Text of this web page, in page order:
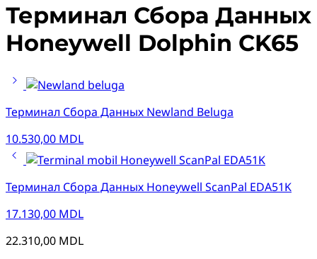
Терминал Сбора Данных
Honeywell Dolphin CK65
Терминал Сбора Данных Newland Beluga
10.530,00 MDL
Терминал Сбора Данных Honeywell ScanPal EDA51K
17.130,00 MDL
22.310,00 MDL